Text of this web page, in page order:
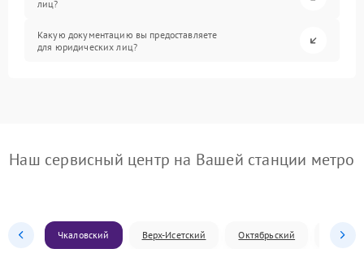
лиц?
Какую документацию вы предоставляете
для юридических лиц?
Наш сервисный центр на Вашей станции метро
Чкаловский Верх-Исетский Октябрьский